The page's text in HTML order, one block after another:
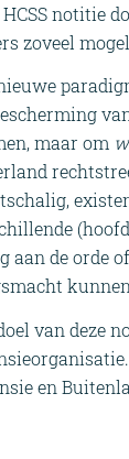
HCSS notitie
zoveel
maar om
aan de orde
van deze
en